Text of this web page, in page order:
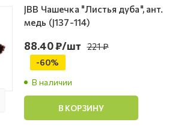
JBB Чашечка "Листья дуба", ант.
медь (J137-114)
В наличии
88.40₽/шт 221₽
-60%
В КОРЗИНУ